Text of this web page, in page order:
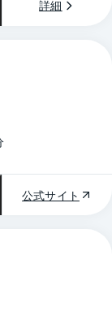
詳細
公式サイト
間取り